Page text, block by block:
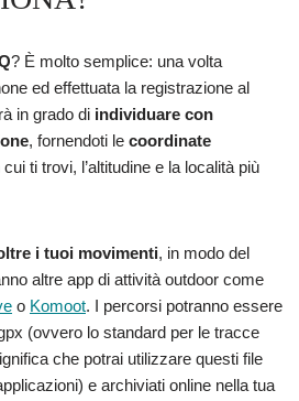
? È molto semplice: una volta
ed effettuata la registrazione al
in grado di individuare con
, fornendoti le coordinate
ti trovi, l’altitudine e la località più
i tuoi movimenti, in modo del
altre app di attività outdoor come
o Komoot. I percorsi potranno essere
(ovvero lo standard per le tracce
che potrai utilizzare questi file
e archiviati online nella tua